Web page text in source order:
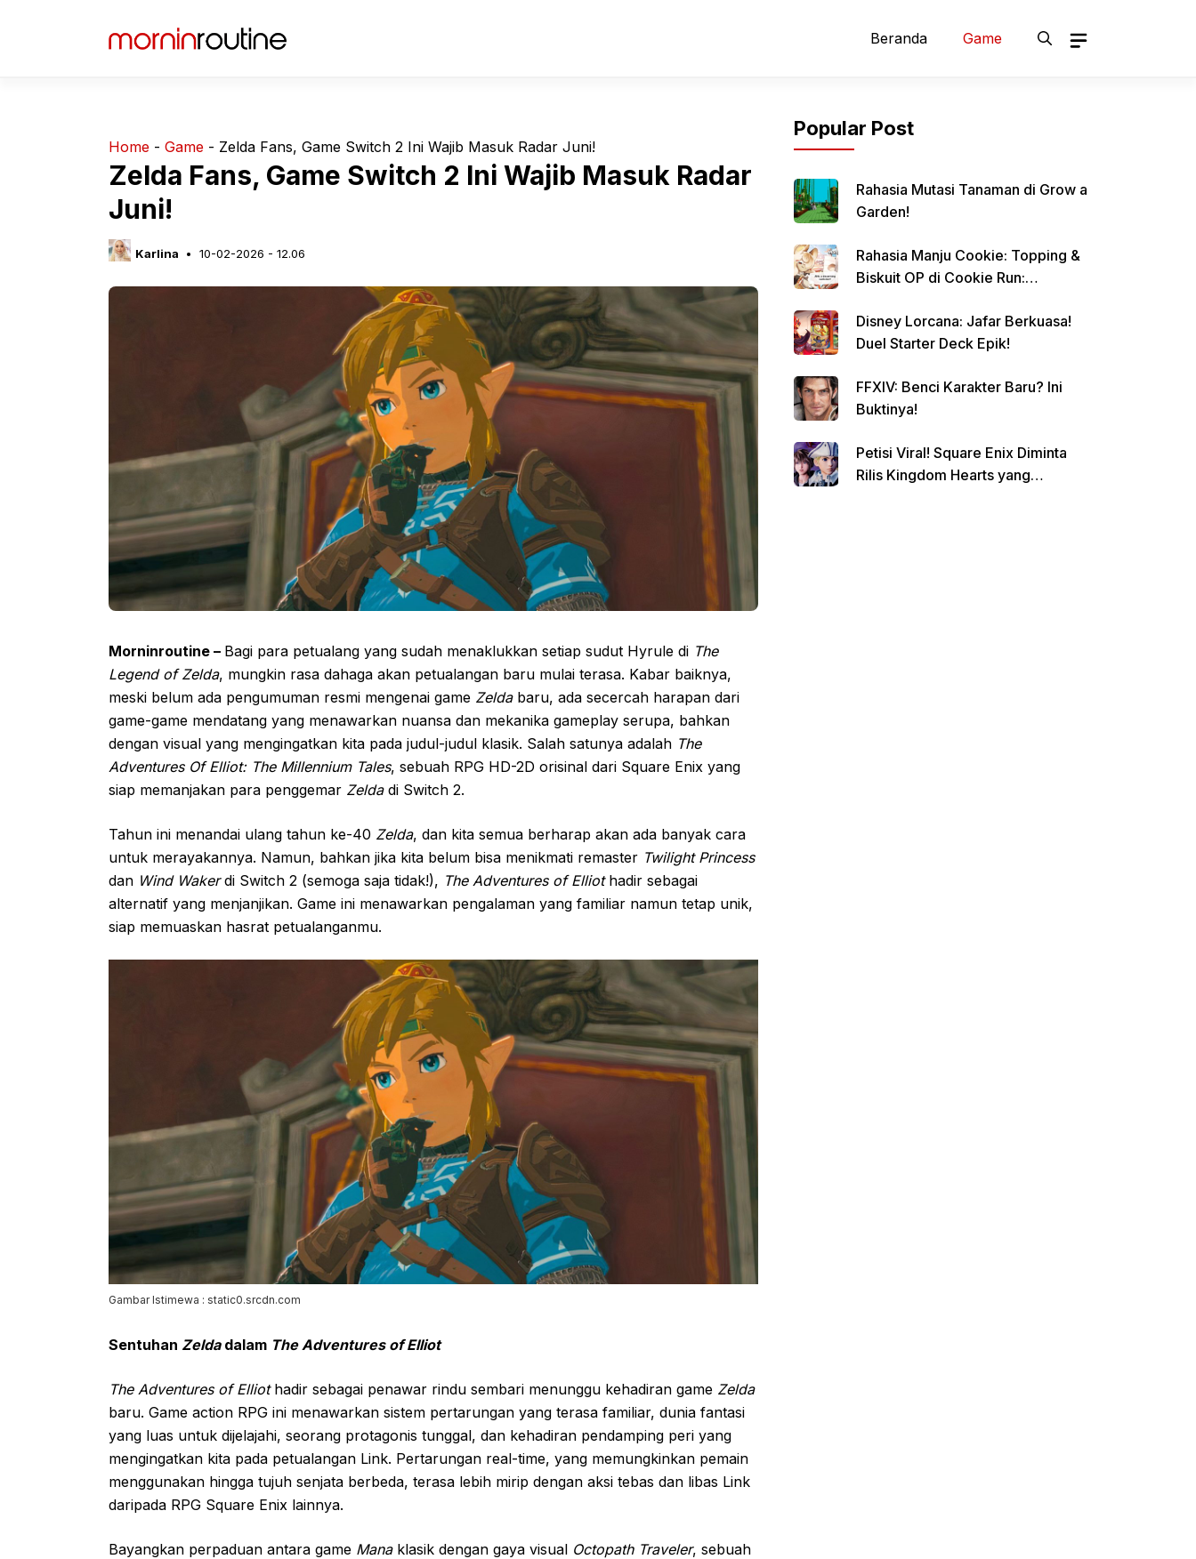
Beranda Game
Home - Game - Zelda Fans, Game Switch 2 Ini Wajib Masuk Radar Juni!
Zelda Fans, Game Switch 2 Ini Wajib Masuk Radar
Juni!
Karlina 10-02-2026 - 12.06
Morninroutine – Bagi para petualang yang sudah menaklukkan setiap sudut Hyrule di The
Legend of Zelda, mungkin rasa dahaga akan petualangan baru mulai terasa. Kabar baiknya,
meski belum ada pengumuman resmi mengenai game Zeldabaru, ada secercah harapan dari
game-game mendatang yang menawarkan nuansa dan mekanika gameplay serupa, bahkan
dengan visual yang mengingatkan kita pada judul-judul klasik. Salah satunya adalah The
Adventures Of Elliot: The Millennium Tales, sebuah RPG HD-2D orisinal dari Square Enix yang
siap memanjakan para penggemar Zeldadi Switch 2.
Tahun ini menandai ulang tahun ke-40 Zelda, dan kita semua berharap akan ada banyak cara
untuk merayakannya. Namun, bahkan jika kita belum bisa menikmati remaster Twilight Princess
dan Wind Wakerdi Switch 2 (semoga saja tidak!), The Adventures of Elliothadir sebagai
alternatif yang menjanjikan. Game ini menawarkan pengalaman yang familiar namun tetap unik,
siap memuaskan hasrat petualanganmu.
Gambar Istimewa : static0.srcdn.com
Sentuhan Zeldadalam The Adventures of Elliot
The Adventures of Elliothadir sebagai penawar rindu sembari menunggu kehadiran game Zelda
baru. Game action RPG ini menawarkan sistem pertarungan yang terasa familiar, dunia fantasi
yang luas untuk dijelajahi, seorang protagonis tunggal, dan kehadiran pendamping peri yang
mengingatkan kita pada petualangan Link. Pertarungan real-time, yang memungkinkan pemain
menggunakan hingga tujuh senjata berbeda, terasa lebih mirip dengan aksi tebas dan libas Link
daripada RPG Square Enix lainnya.
Bayangkan perpaduan antara game Manaklasik dengan gaya visual Octopath Traveler, sebuah
Popular Post
Rahasia Mutasi Tanaman di Grow a
Garden!
Rahasia Manju Cookie: Topping &
Biskuit OP di Cookie Run:
Disney Lorcana: Jafar Berkuasa!
Duel Starter Deck Epik!
FFXIV: Benci Karakter Baru? Ini
Buktinya!
Petisi Viral! Square Enix Diminta
Rilis Kingdom Hearts yang